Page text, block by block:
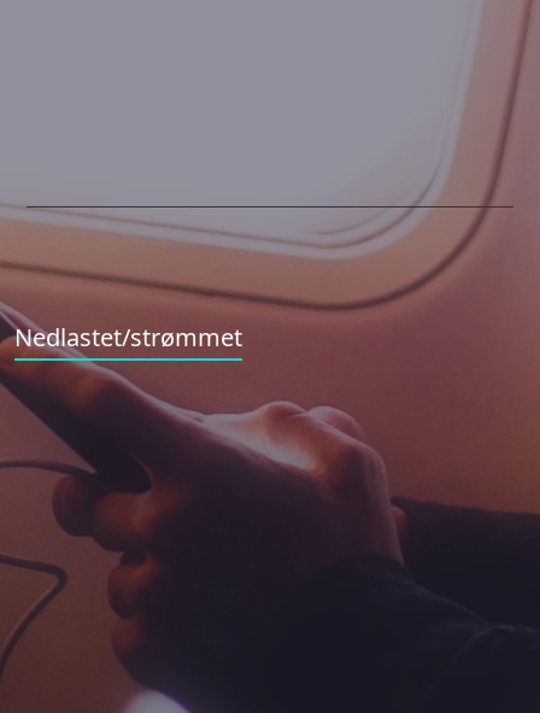
Nedlastet/strømmet